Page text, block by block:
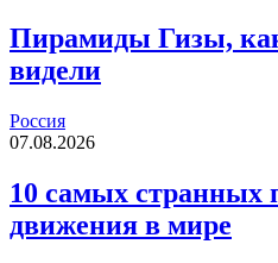
Пирамиды Гизы,
видели
Россия
07.08.2026
10 самых странных
движения в мире